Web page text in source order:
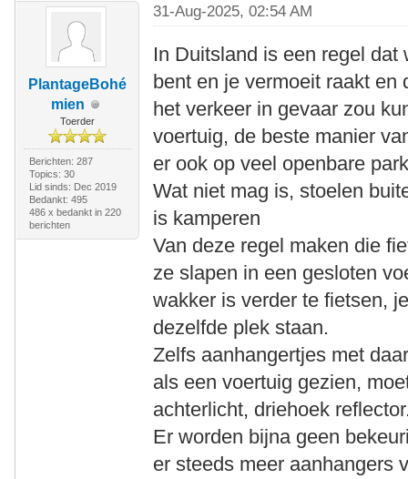
PlantageBohé
mien
Toerder
Berichten: 287
Topics: 30
Lid sinds: Dec 2019
Bedankt: 495
486 x bedankt in 220
berichten
31-Aug-2025, 02:54 AM
In Duitsland is een regel
bent en je vermoeit raakt en
het verkeer in gevaar zou
voertuig, de beste manier
er ook op veel openbare
Wat niet mag is, stoelen
is kamperen
Van deze regel maken die
ze slapen in een gesloten
wakker is verder te fietsen,
dezelfde plek staan.
Zelfs aanhangertjes met
als een voertuig gezien,
achterlicht, driehoek
Er worden bijna geen
er steeds meer aanhangers